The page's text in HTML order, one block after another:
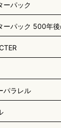
ーパック
ーパック 500年後
パラレル